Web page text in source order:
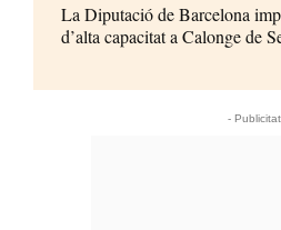
La Diputació de Barcelona
d’alta capacitat a Calonge de
-